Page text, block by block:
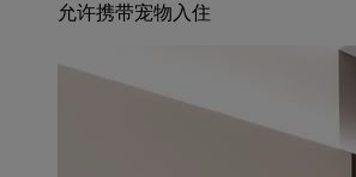
允许携带宠物入住